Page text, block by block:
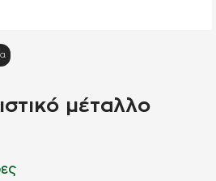
μέταλλο